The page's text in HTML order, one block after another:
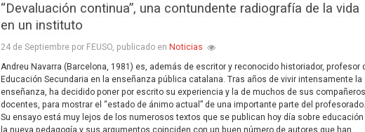
“Devaluación continua”, una contundente radiografía de la vida
en un instituto
24 de Septiembre por FEUSO, publicado en Noticias
Andreu Navarra (Barcelona, 1981) es, además de escritor y reconocido historiador, profesor
Educación Secundaria en la enseñanza pública catalana. Tras años de vivir intensamente la
enseñanza, ha decidido poner por escrito su experiencia y la de muchos de sus compañeros
docentes, para mostrar el “estado de ánimo actual” de una importante parte del profesorado.
Su ensayo está muy lejos de los numerosos textos que se publican hoy día sobre educación
la nueva pedagogía y sus argumentos coinciden con un buen número de autores que han